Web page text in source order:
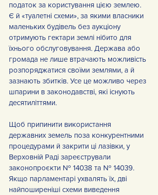
податок за користування цією землею.
Є й «туалетні схеми», за якими власники
маленьких будівель без аукціону
отримують гектари землі нібито для
їхнього обслуговування. Держава або
громада не лише втрачають можливість
розпоряджатися своїми землями, а й
зазнають збитків. Усе це можливо через
шпарини в законодавстві, які існують
десятиліттями.
Щоб припинити використання
державних земель поза конкурентними
процедурами й закрити ці лазівки, у
Верховній Раді зареєстрували
законопроєкти № 14038 та № 14039.
Якщо парламентарі ухвалять їх, дві
найпоширеніші схеми виведення